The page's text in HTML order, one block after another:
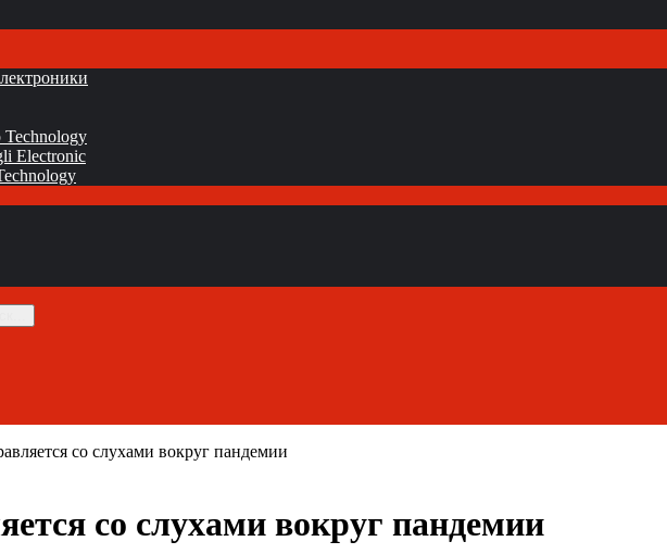
Technology
Electronic
со слухами вокруг пандемии
со слухами вокруг пандемии